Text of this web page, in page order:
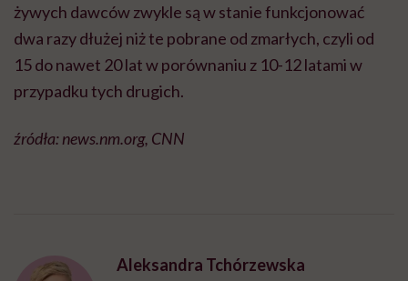
żywych dawców zwykle są w stanie funkcjonować
dwa razy dłużej niż te pobrane od zmarłych, czyli od
15 do nawet 20 lat w porównaniu z 10-12 latami w
przypadku tych drugich.
źródła: news.nm.org, CNN
Aleksandra Tchórzewska